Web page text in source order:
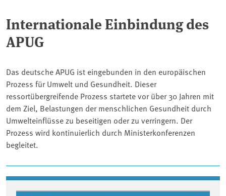
Internationale Einbindung des
APUG
Das deutsche APUG ist eingebunden in den europäischen
Prozess für Umwelt und Gesundheit. Dieser
ressortübergreifende Prozess startete vor über 30 Jahren mit
dem Ziel, Belastungen der menschlichen Gesundheit durch
Umwelteinflüsse zu beseitigen oder zu verringern. Der
Prozess wird kontinuierlich durch Ministerkonferenzen
begleitet.